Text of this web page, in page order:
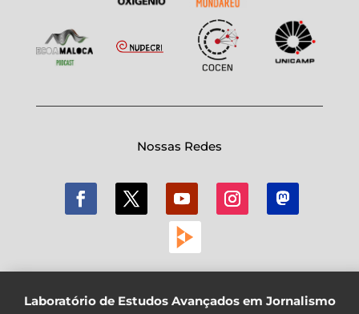
Nossas Redes
Laboratório de Estudos Avançados em Jornalismo